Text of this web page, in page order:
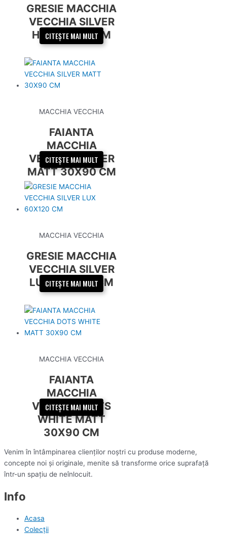
GRESIE MACCHIA
VECCHIA SILVER
HEX 52X60 CM
CITEȘTE MAI MULT
MACCHIA VECCHIA
FAIANTA
MACCHIA
VECCHIA SILVER
MATT 30X90 CM
CITEȘTE MAI MULT
MACCHIA VECCHIA
GRESIE MACCHIA
VECCHIA SILVER
LUX 60X120 CM
CITEȘTE MAI MULT
MACCHIA VECCHIA
FAIANTA
MACCHIA
VECCHIA DOTS
WHITE MATT
30X90 CM
CITEȘTE MAI MULT
Venim în întâmpinarea clienților noștri cu produse moderne,
concepte noi și originale, menite să transforme orice suprafață
într-un spațiu de neînlocuit.
Info
Acasa
Colecții